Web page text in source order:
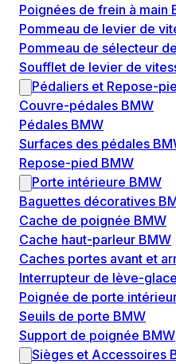
Poignées de frein à main
Pommeau de levier de
Pommeau de sélecteur
Soufflet de levier de
Pédaliers et Repose-
Couvre-pédales BMW
Pédales BMW
Surfaces des pédales
Repose-pied BMW
Porte intérieure BMW
Baguettes décoratives
Cache de poignée BMW
Cache haut-parleur BMW
Caches portes avant et
Interrupteur de lève-
Poignée de porte
Seuils de porte BMW
Support de poignée BMW
Sièges et Accessoires